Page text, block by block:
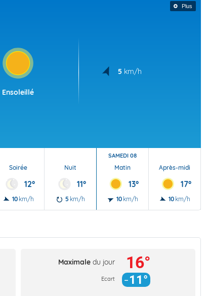
Plus
Ensoleillé
5 km/h
Soirée
12°
10 km/h
Nuit
11°
5 km/h
SAMEDI 08
Matin
13°
10 km/h
Après-midi
17°
10 km/h
Maximale du jour
Ecart
16°
11°